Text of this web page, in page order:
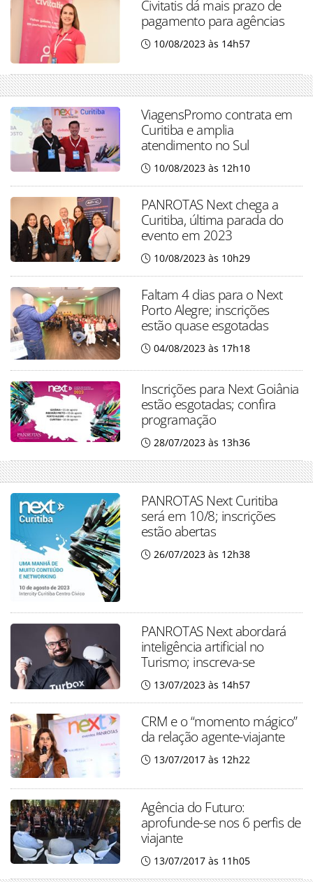
Civitatis dá mais prazo de
pagamento para agências
10/08/2023 às 14h57
ViagensPromo contrata em
Curitiba e amplia
atendimento no Sul
10/08/2023 às 12h10
PANROTAS Next chega a
Curitiba, última parada do
evento em 2023
10/08/2023 às 10h29
Faltam 4 dias para o Next
Porto Alegre; inscrições
estão quase esgotadas
04/08/2023 às 17h18
Inscrições para Next Goiânia
estão esgotadas; confira
programação
28/07/2023 às 13h36
PANROTAS Next Curitiba
será em 10/8; inscrições
estão abertas
26/07/2023 às 12h38
PANROTAS Next abordará
inteligência artificial no
Turismo; inscreva-se
13/07/2023 às 14h57
CRM e o “momento mágico”
da relação agente-viajante
13/07/2017 às 12h22
Agência do Futuro:
aprofunde-se nos 6 perfis de
viajante
13/07/2017 às 11h05